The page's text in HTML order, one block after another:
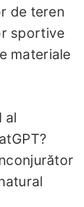
de teren
sportive
materiale
al